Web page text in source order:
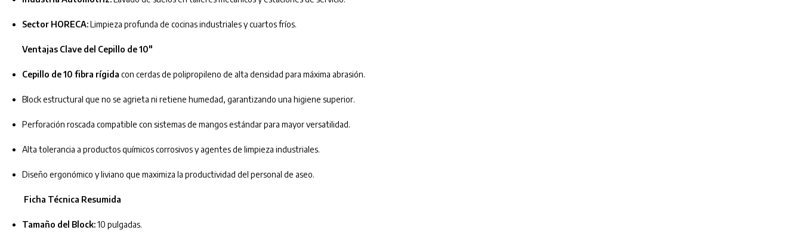
Sector HORECA:Limpieza profunda de cocinas industriales y cuartos fríos.
Ventajas Clave del Cepillo de 10″
Cepillo de 10 fibra rígida con cerdas de polipropileno de alta densidad para máxima abrasión.
Block estructural que no se agrieta ni retiene humedad, garantizando una higiene superior.
Perforación roscada compatible con sistemas de mangos estándar para mayor versatilidad.
Alta tolerancia a productos químicos corrosivos y agentes de limpieza industriales.
Diseño ergonómico y liviano que maximiza la productividad del personal de aseo.
Ficha Técnica Resumida
Tamaño del Block:10 pulgadas.